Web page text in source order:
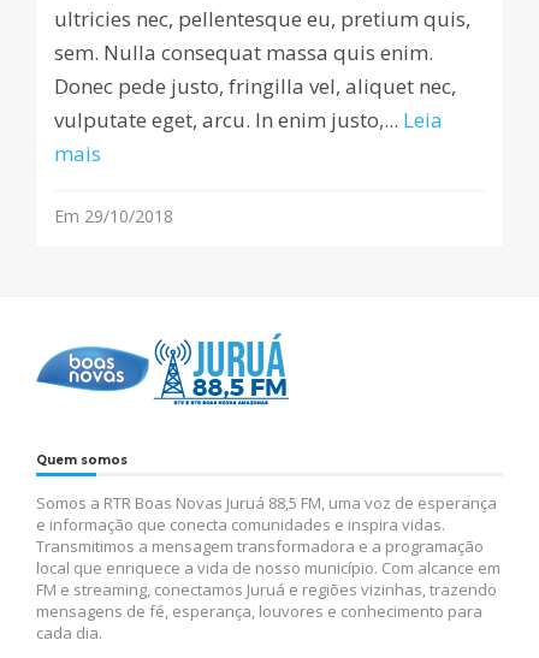
ultricies nec, pellentesque eu, pretium quis,
sem. Nulla consequat massa quis enim.
Donec pede justo, fringilla vel, aliquet nec,
vulputate eget, arcu. In enim justo,... Leia
mais
Em 29/10/2018
Quem somos
Somos a RTR Boas Novas Juruá 88,5 FM, uma voz de esperança
e informação que conecta comunidades e inspira vidas.
Transmitimos a mensagem transformadora e a programação
local que enriquece a vida de nosso município. Com alcance em
FM e streaming, conectamos Juruá e regiões vizinhas, trazendo
mensagens de fé, esperança, louvores e conhecimento para
cada dia.